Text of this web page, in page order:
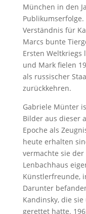
München in den
Verständnis für
Marcs bunte
Ersten Weltkriegs
und Mark fielen
als russischer
zurückkehren.
Gabriele Münter
Bilder aus dieser
Epoche als
heute erhalten
vermachte sie
Lenbachhaus
Künstlerfreunde,
Darunter
Kandinsky, die
gerettet hatte.